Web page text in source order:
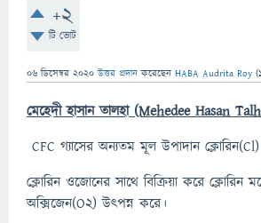
+2
টি ভোট
06 ডিসেম্বর 2020 উত্তর প্রদান করেছেন HABA Audrita Roy (
মেহেদী হাসান তালহা (Mehedee Hasan
CFC গ্যাসের অন্যতম মূল উপাদান
ক্লোরিন ওজোনের সাথে বিক্রিয়া করে ক্লোরিন
অক্সিজেন(O2) উৎপন্ন করে।